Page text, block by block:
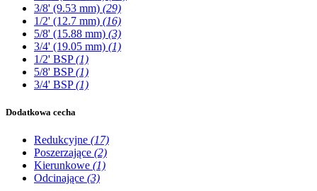
3/8' (9.53 mm) (29)
1/2' (12.7 mm) (16)
5/8' (15.88 mm) (3)
3/4' (19.05 mm) (1)
1/2' BSP (1)
5/8' BSP (1)
3/4' BSP (1)
Dodatkowa cecha
Redukcyjne (17)
Poszerzające (2)
Kierunkowe (1)
Odcinające (3)